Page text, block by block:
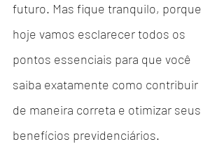
futuro. Mas fique tranquilo, porque
hoje vamos esclarecer todos os
pontos essenciais para que você
saiba exatamente como contribuir
de maneira correta e otimizar seus
benefícios previdenciários.